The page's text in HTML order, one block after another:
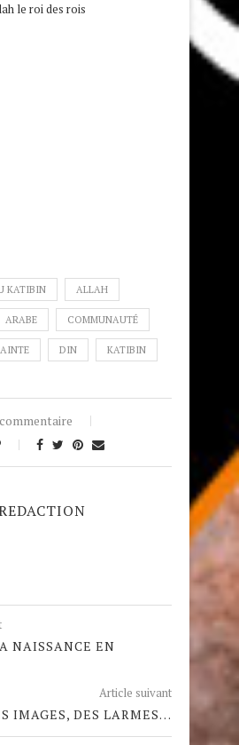
le roi des rois
KATIBIN ALLAH
ARABE COMMUNAUTÉ
DIN KATIBIN
NAISSANCE EN
Article suivant
IMAGES, DES LARMES…